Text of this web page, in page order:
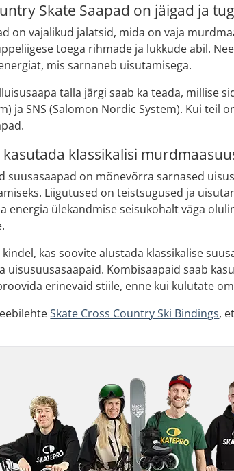
Skate Saapad on jäigad ja
on vajalikud jalatsid, mida on vaja
toega rihmade ja lukkude abil.
mis sarnaneb uisutamisega.
talla järgi saab ka teada, millise
ja SNS (Salomon Nordic System). Kui teil
kasutada klassikalisi
suusasaapad on mõnevõrra sarnased
Liigutused on teistsugused ja
energia ülekandmise seisukohalt väga
kindel, kas soovite alustada klassikalise
uisusuusasaapaid. Kombisaapaid saab
erinevaid stiile, enne kui kulutate
Skate Cross Country Ski Bindings,